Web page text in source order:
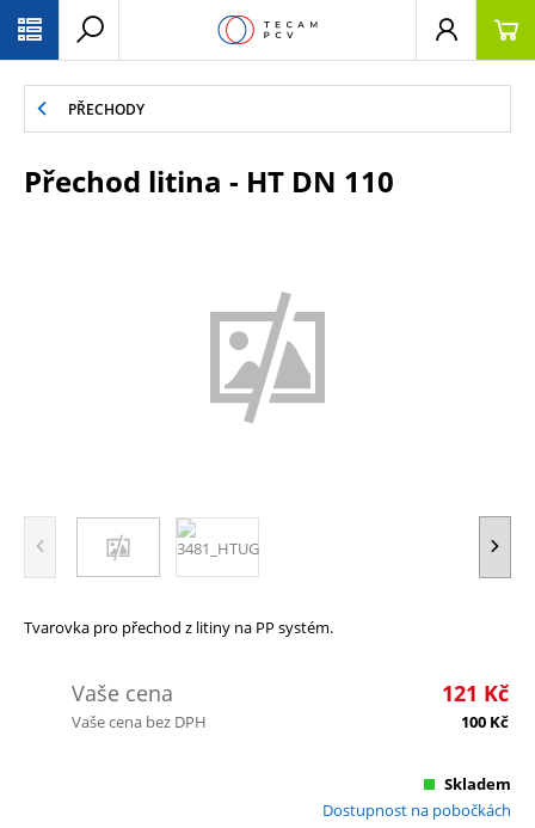
PŘECHODY
Přechod litina - HT DN 110
Tvarovka pro přechod z litiny na PP systém.
Vaše cena 121 Kč
Vaše cena bez DPH 100 Kč
Skladem
Dostupnost na pobočkách